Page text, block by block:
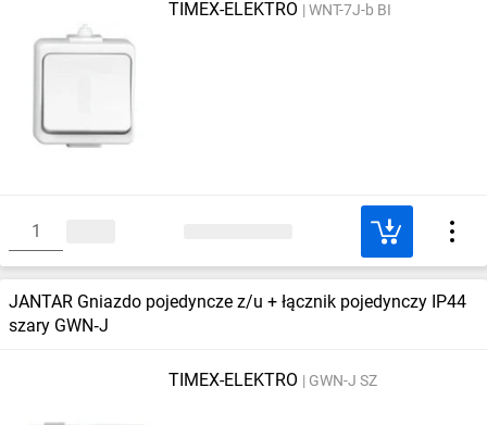
TIMEX-ELEKTRO WNT-7J-b BI
JANTAR Gniazdo pojedyncze z/u + łącznik pojedynczy IP44
szary GWN‑J
TIMEX-ELEKTRO GWN-J SZ